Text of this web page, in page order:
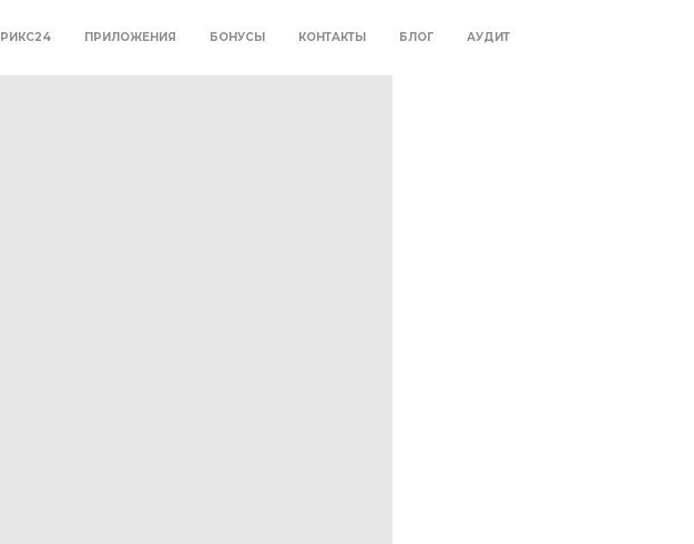
ПРИЛОЖЕНИЯ БОНУСЫ КОНТАКТЫ БЛОГ АУДИТ